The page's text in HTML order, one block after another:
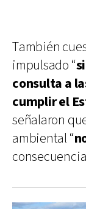
También
impulsado “
consulta a
cumplir el
señalaron
ambiental “